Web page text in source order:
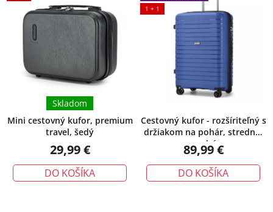
Mini cestovný kufor, premium
travel, šedý
Skladom
29,99 €
DO KOŠÍKA
1 + 1
Cestovný kufor - rozšíriteľný s
držiakom na pohár, stredný,
modrý
89,99 €
DO KOŠÍKA